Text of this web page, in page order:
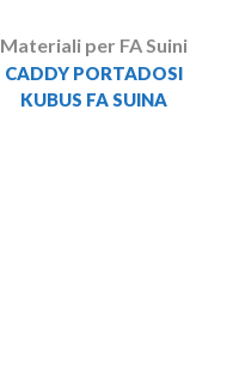
Materiali per FA Suini
CADDY PORTADOSI
KUBUS FA SUINA